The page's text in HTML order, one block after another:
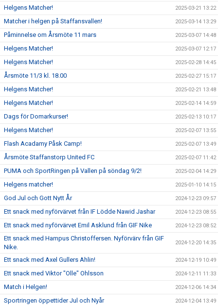
Helgens Matcher! 2025-03-21 13:22
Matcher i helgen på Staffansvallen! 2025-03-14 13:29
Påminnelse om Årsmöte 11 mars 2025-03-07 14:48
Helgens Matcher! 2025-03-07 12:17
Helgens Matcher! 2025-02-28 14:45
Årsmöte 11/3 kl. 18.00 2025-02-27 15:17
Helgens Matcher! 2025-02-21 13:48
Helgens Matcher! 2025-02-14 14:59
Dags för Domarkurser! 2025-02-13 10:17
Helgens Matcher! 2025-02-07 13:55
Flash Acadamy Påsk Camp! 2025-02-07 13:49
Årsmöte Staffanstorp United FC 2025-02-07 11:42
PUMA och SportRingen på Vallen på söndag 9/2! 2025-02-04 14:29
Helgens matcher! 2025-01-10 14:15
God Jul och Gott Nytt År 2024-12-23 09:57
Ett snack med nyförvärvet från IF Lödde Nawid Jashar 2024-12-23 08:55
Ett snack med nyförvärvet Emil Asklund från GIF Nike 2024-12-23 08:52
Ett snack med Hampus Christoffersen. Nyförvärv från GIF
Nike.
2024-12-20 14:35
Ett snack med Axel Gullers Ahlin! 2024-12-19 10:49
Ett snack med Viktor "Olle" Ohlsson 2024-12-11 11:33
Match i Helgen! 2024-12-06 14:34
Sportringen öppettider Jul och Nyår 2024-12-04 13:49